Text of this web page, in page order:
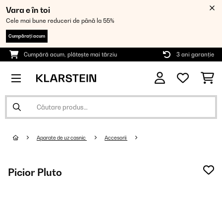
Vara e în toi
Cele mai bune reduceri de până la 55%
Cumpărați acum
Cumpără acum, plătește mai târziu 3 ani garanție
Aparate de uz casnic Accesorii
Picior Pluto